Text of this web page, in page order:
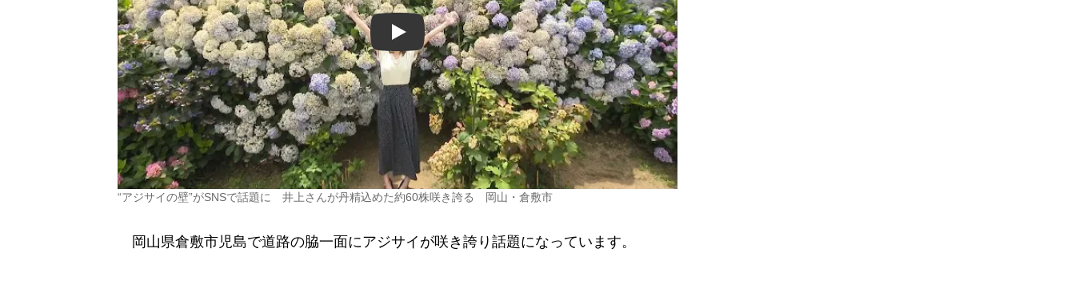
Play
“アジサイの壁”がSNSで話題に 井上さんが丹精込めた約60株咲き誇る 岡山・倉敷市
岡山県倉敷市児島で道路の脇一面にアジサイが咲き誇り話題になっています。